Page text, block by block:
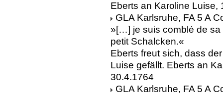
Eberts an Karoline Luise,
GLA Karlsruhe, FA 5 A
»[…] je suis comblé de sa
petit Schalcken.«
Eberts freut sich, dass
Luise gefällt. Eberts an
30.4.1764
GLA Karlsruhe, FA 5 A